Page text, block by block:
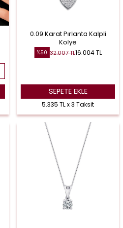
0.09 Karat Pırlanta Kalpli
Kolye
%50 32.007TL16.004TL
SEPETE EKLE
5.335 TL x 3 Taksit